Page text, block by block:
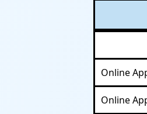
Online
Online